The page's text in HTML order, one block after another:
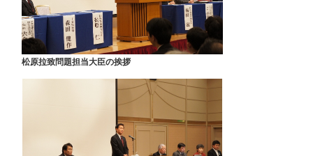
松原拉致問題担当大臣の挨拶